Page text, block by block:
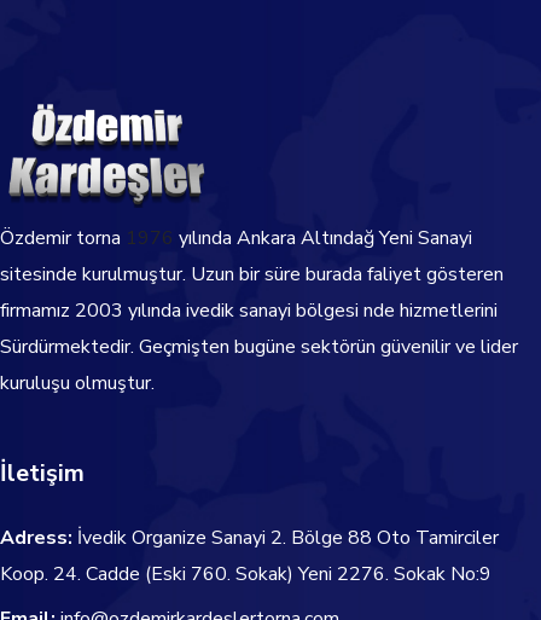
Özdemir torna 1976 yılında Ankara Altındağ Yeni Sanayi
sitesinde kurulmuştur. Uzun bir süre burada faliyet gösteren
firmamız 2003 yılında ivedik sanayi bölgesi nde hizmetlerini
Sürdürmektedir. Geçmişten bugüne sektörün güvenilir ve lider
kuruluşu olmuştur.
İletişim
Adress: İvedik Organize Sanayi 2. Bölge 88 Oto Tamirciler
Koop. 24. Cadde (Eski 760. Sokak) Yeni 2276. Sokak No:9